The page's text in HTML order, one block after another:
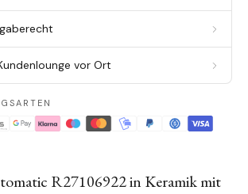
vor Ort
R27106922 in Keramik mit